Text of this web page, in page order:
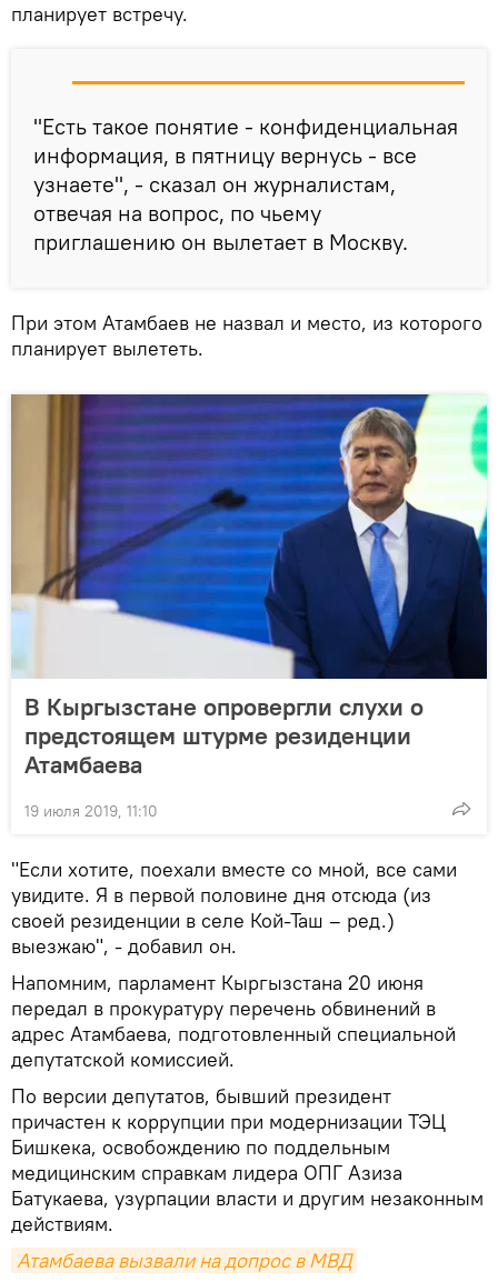
планирует встречу.
"Есть такое понятие - конфиденциальная
информация, в пятницу вернусь - все
узнаете", - сказал он журналистам,
отвечая на вопрос, по чьему
приглашению он вылетает в Москву.
При этом Атамбаев не назвал и место, из которого
планирует вылететь.
В Кыргызстане опровергли слухи о
предстоящем штурме резиденции
Атамбаева
19 июля 2019, 11:10
"Если хотите, поехали вместе со мной, все сами
увидите. Я в первой половине дня отсюда (из
своей резиденции в селе Кой-Таш – ред.)
выезжаю", - добавил он.
Напомним, парламент Кыргызстана 20 июня
передал в прокуратуру перечень обвинений в
адрес Атамбаева, подготовленный специальной
депутатской комиссией.
По версии депутатов, бывший президент
причастен к коррупции при модернизации ТЭЦ
Бишкека, освобождению по поддельным
медицинским справкам лидера ОПГ Азиза
Батукаева, узурпации власти и другим незаконным
действиям.
Атамбаева вызвали на допрос в МВД